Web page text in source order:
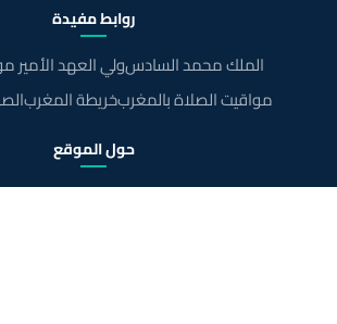
روابط مفيدة
الملك محمد السادسولي العهد الأمير
مواقيت الصلاة بالمغربخريطة المغرب
حول الموقع
الرئيسيةالشروط القانونيةسياسة الخصوصية